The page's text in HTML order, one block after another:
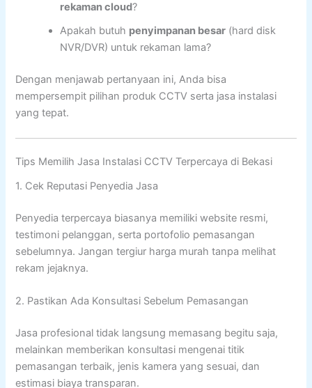
rekaman cloud?
Apakah butuh penyimpanan besar (hard disk
NVR/DVR) untuk rekaman lama?
Dengan menjawab pertanyaan ini, Anda bisa
mempersempit pilihan produk CCTV serta jasa instalasi
yang tepat.
Tips Memilih Jasa Instalasi CCTV Terpercaya di Bekasi
1. Cek Reputasi Penyedia Jasa
Penyedia terpercaya biasanya memiliki website resmi,
testimoni pelanggan, serta portofolio pemasangan
sebelumnya. Jangan tergiur harga murah tanpa melihat
rekam jejaknya.
2. Pastikan Ada Konsultasi Sebelum Pemasangan
Jasa profesional tidak langsung memasang begitu saja,
melainkan memberikan konsultasi mengenai titik
pemasangan terbaik, jenis kamera yang sesuai, dan
estimasi biaya transparan.